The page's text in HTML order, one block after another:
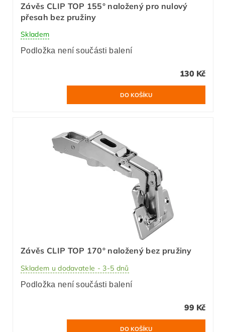
Závěs CLIP TOP 155° naložený pro nulový
přesah bez pružiny
Skladem
Podložka není součásti balení
130 Kč
Závěs CLIP TOP 170° naložený bez pružiny
Skladem u dodavatele - 3-5 dnů
Podložka není součásti balení
99 Kč